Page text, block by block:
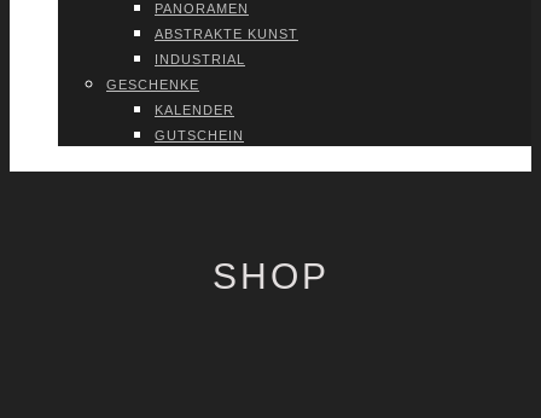
PAN­ORA­MEN
ABS­TRAK­TE KUNST
INDUS­TRI­AL
GESCHEN­KE
KALEN­DER
GUT­SCHEIN
SHOP